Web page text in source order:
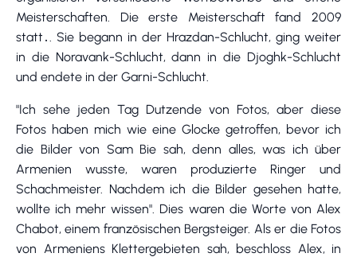
Meisterschaften. Die erste Meisterschaft fand 2009
statt․. Sie begann in der Hrazdan-Schlucht, ging weiter
in die Noravank-Schlucht, dann in die Djoghk-Schlucht
und endete in der Garni-Schlucht.
"Ich sehe jeden Tag Dutzende von Fotos, aber diese
Fotos haben mich wie eine Glocke getroffen, bevor ich
die Bilder von Sam Bie sah, denn alles, was ich über
Armenien wusste, waren produzierte Ringer und
Schachmeister. Nachdem ich die Bilder gesehen hatte,
wollte ich mehr wissen". Dies waren die Worte von Alex
Chabot, einem französischen Bergsteiger. Als er die Fotos
von Armeniens Klettergebieten sah, beschloss Alex, in